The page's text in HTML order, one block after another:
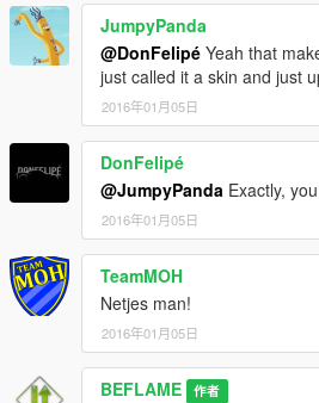
JumpyPanda
@DonFelipé Yeah that
just called it a skin and just
2016年01月05日
DonFelipé
@JumpyPanda Exactly,
2016年01月05日
TeamMOH
Netjes man!
2016年01月05日
BEFLAME 作者